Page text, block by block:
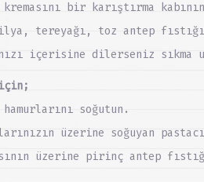
kremasını bir karıştırma
tereyağı, toz antep
içerisine dilerseniz sıkma
soğutun.
üzerine soğuyan
üzerine pirinç antep